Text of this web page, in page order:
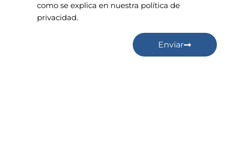
como se explica en nuestra política de
privacidad.
Enviar